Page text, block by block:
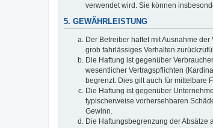
verwendet wird. Sie können
5. GEWÄHRLEISTUNG
Der Betreiber haftet mit Ausnahme
grob fahrlässiges Verhalten
Die Haftung ist gegenüber
wesentlicher Vertragspflichten
begrenzt. Dies gilt auch für mittelbare
Die Haftung ist gegenüber
typischerweise vorhersehbaren
Gewinn.
Die Haftungsbegrenzung der